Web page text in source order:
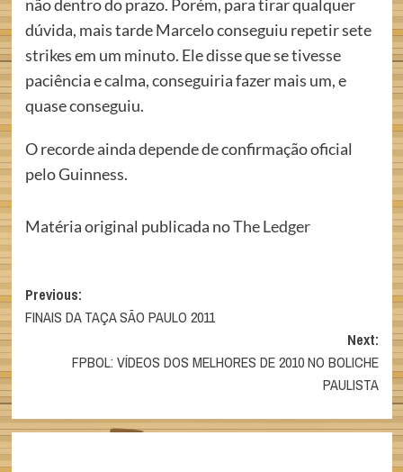
não dentro do prazo. Porém, para tirar qualquer
dúvida, mais tarde Marcelo conseguiu repetir sete
strikes em um minuto. Ele disse que se tivesse
paciência e calma, conseguiria fazer mais um, e
quase conseguiu.
O recorde ainda depende de confirmação oficial
pelo Guinness.
Matéria original publicada noThe Ledger
Post
navigation
Previous:
FINAIS DA TAÇA SÃO PAULO 2011
Next:
FPBOL: VÍDEOS DOS MELHORES DE 2010 NO BOLICHE
PAULISTA